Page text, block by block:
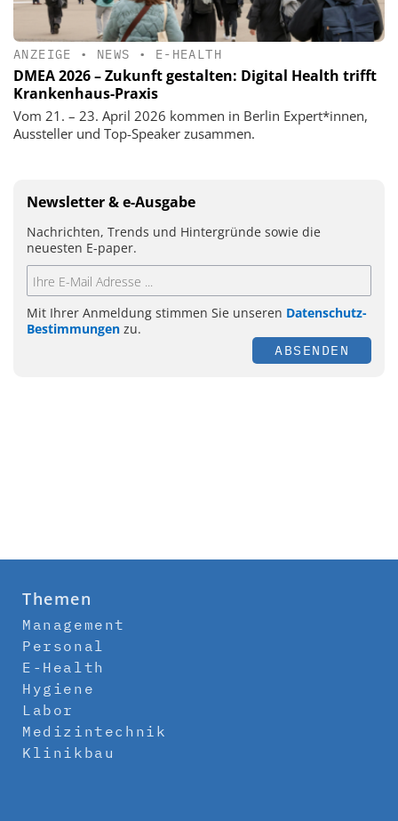
ANZEIGE • NEWS • E-HEALTH
DMEA 2026 – Zukunft gestalten: Digital Health trifft
Krankenhaus-Praxis
Vom 21. – 23. April 2026 kommen in Berlin Expert*innen,
Aussteller und Top-Speaker zusammen.
Newsletter & e-Ausgabe
Nachrichten, Trends und Hintergründe sowie die
neuesten E-paper.
Mit Ihrer Anmeldung stimmen Sie unseren Datenschutz-
Bestimmungen zu.
ABSENDEN
Themen
Management
Personal
E-Health
Hygiene
Labor
Medizintechnik
Klinikbau